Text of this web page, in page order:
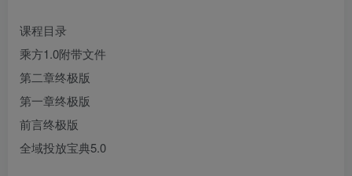
课程目录
乘方1.0附带文件
第二章终极版
第一章终极版
前言终极版
全域投放宝典5.0